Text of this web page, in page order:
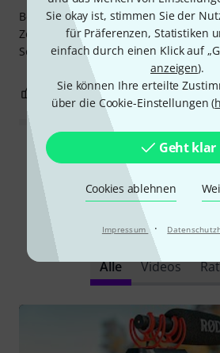
Sie okay ist, stimmen Sie der
für Präferenzen, Statistiken
einfach durch einen Klick auf
anzeigen).
Sie können Ihre erteilte
über die Cookie-Einstellungen (
Geht klar
Cookies ablehnen
Impressum ·
Benutze mit 2 Sehhneiser micro
Zoom F3
Sehr gutes Ergebnis !
0 BEWERTUNG MELDEN
Alle Bewertungen
Schon
Alle Videos